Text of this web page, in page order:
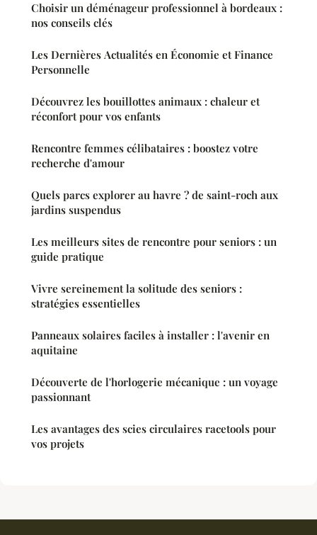
Choisir un déménageur professionnel à bordeaux :
nos conseils clés
Les Dernières Actualités en Économie et Finance
Personnelle
Découvrez les bouillottes animaux : chaleur et
réconfort pour vos enfants
Rencontre femmes célibataires : boostez votre
recherche d'amour
Quels parcs explorer au havre ? de saint-roch aux
jardins suspendus
Les meilleurs sites de rencontre pour seniors : un
guide pratique
Vivre sereinement la solitude des seniors :
stratégies essentielles
Panneaux solaires faciles à installer : l'avenir en
aquitaine
Découverte de l'horlogerie mécanique : un voyage
passionnant
Les avantages des scies circulaires racetools pour
vos projets